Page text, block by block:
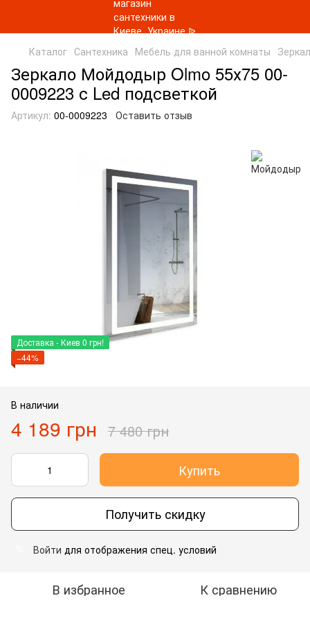
Каталог Сантехника Мебель для ванной комнаты
Зеркало Мойдодыр Olmo 55х75 00-
0009223 с Led подсветкой
Артикул: 00-0009223 Оставить отзыв
Доставка - Киев 0 грн!
−44%
В наличии
4 189 грн 7 480 грн
Купить
Получить скидку
Войти для отображения спец. условий
В избранное К сравнению